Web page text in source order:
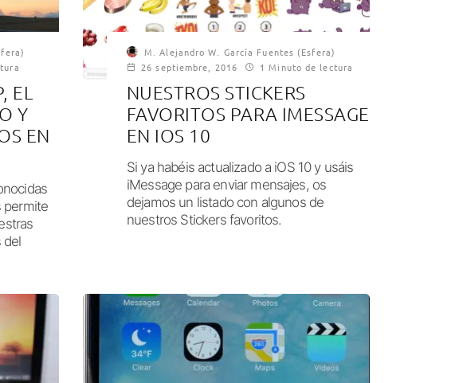
EL
Y
EN
permite
del
M. Alejandro W. García Fuentes (Esfera)
26 septiembre, 2016
1 Minuto de lectura
NUESTROS STICKERS
FAVORITOS PARA IMESSAGE
EN IOS 10
Si ya habéis actualizado a iOS 10 y usáis
iMessage para enviar mensajes, os
dejamos un listado con algunos de
nuestros Stickers favoritos.